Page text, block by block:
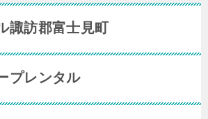
諏訪郡富士見町
プレンタル